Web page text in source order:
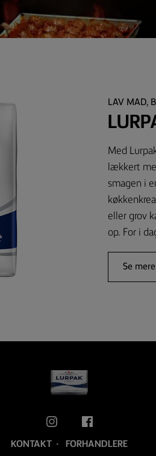
LAV MAD,
Med
lækkert
smagen i
eller grov
op. For i
Se mere
KONTAKT FORHANDLERE